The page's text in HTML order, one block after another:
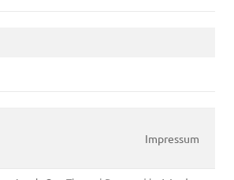
Impressum